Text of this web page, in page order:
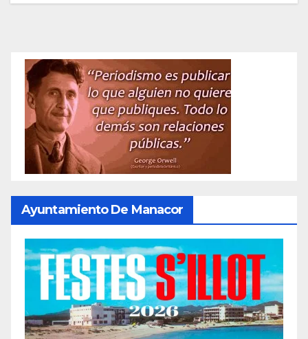
Ayuntamiento De Manacor